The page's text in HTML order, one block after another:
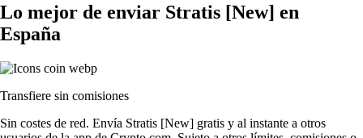
Lo mejor de enviar Stratis [New] en
España
Transfiere sin comisiones
Sin costes de red. Envía Stratis [New] gratis y al instante a otros